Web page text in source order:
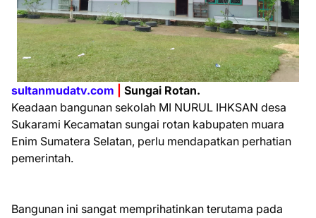
sultanmudatv.com
Sungai Rotan.
Keadaan bangunan sekolah MI NURUL IHKSAN desa
Sukarami Kecamatan sungai rotan kabupaten muara
Enim Sumatera Selatan, perlu mendapatkan perhatian
pemerintah.
Bangunan ini sangat memprihatinkan terutama pada